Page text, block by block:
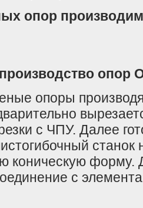
опор
опор
опоры
с ЧПУ. Далее
станок
коническую
с